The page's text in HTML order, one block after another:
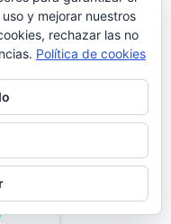
y mejorar nuestros
rechazar las no
Política de cookies